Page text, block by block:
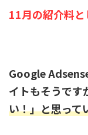
11月の紹介料
Google
イトもそうです
い！」と思って